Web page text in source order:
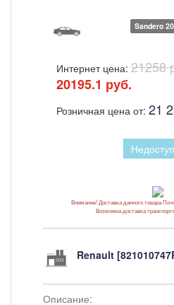
Sandero
Интернет цена: 21258
20195.1 руб.
Розничная цена от: 21
Внимание! Доставка данного товара
Возможна доставка
Renault
Описание: